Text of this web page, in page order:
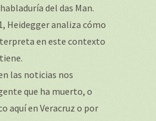
del das Man.
Heidegger analiza cómo
en este contexto
las noticias nos
que ha muerto, o
aquí en Veracruz o por